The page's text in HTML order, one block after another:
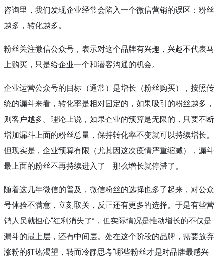
咨询里，我们发现企业经常会陷入一个微信营销的误区：粉丝
越多，转化越多。
粉丝关注微信公众号，表示对这个品牌有兴趣，兴趣不代表马
上购买，只是给企业一个和潜客沟通的机会。
企业运营公众号的目标（通常）是增长（粉丝购买），按照传
统的漏斗来看，转化率是相对固定的，如果吸引的粉丝越多，
则客户越多。理论上说，如果企业的预算是无限的，只要不断
增加漏斗上面的粉丝总量，保持转化率不变就可以持续增长。
但现实是，企业预算有限（尤其因这次疫情严重缩减），漏斗
最上面的粉丝不再持续进入了，那么增长就停滞了。
随着这几年微信的普及，微信粉丝的选择也多了起来，对公众
号体验不满意，立刻取关，反正还有更多的选择。于是有些营
销人员就担心“红利消失了”，但实际情况是推动增长的不仅是
漏斗的最上层，还有中间层。处在这个阶段的品牌，需要放弃
涨粉的狂热渴望，转而冷静思考“哪些粉丝才是对品牌最感兴